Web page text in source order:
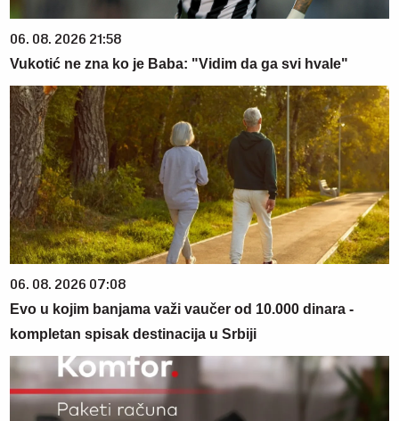
06. 08. 2026 21:58
Vukotić ne zna ko je Baba: "Vidim da ga svi hvale"
06. 08. 2026 07:08
Evo u kojim banjama važi vaučer od 10.000 dinara -
kompletan spisak destinacija u Srbiji